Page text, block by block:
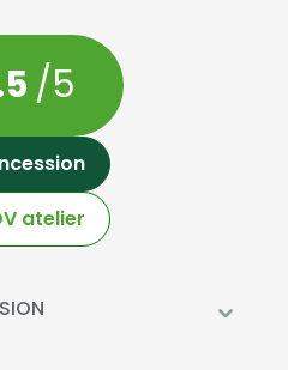
/5
atelier